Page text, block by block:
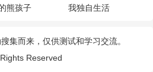
熊孩子 我独自生活
集而来，仅供测试和学习交流。
Reserved